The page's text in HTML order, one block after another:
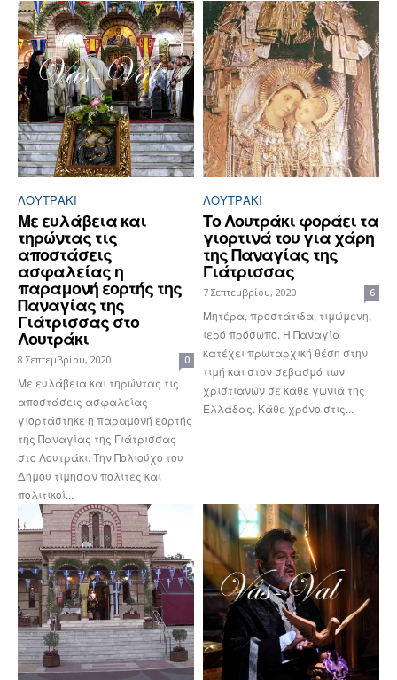
ΛΟΥΤΡΆΚΙ
Με ευλάβεια και
τηρώντας τις
αποστάσεις
ασφαλείας η
παραμονή εορτής της
Παναγίας της
Γιάτρισσας στο
Λουτράκι
8 Σεπτεμβρίου, 2020 0
Με ευλάβεια και τηρώντας τις
αποστάσεις ασφαλείας
γιορτάστηκε η παραμονή εορτής
της Παναγίας της Γιάτρισσας
στο Λουτράκι. Την Πολιούχο του
Δήμου τίμησαν πολίτες και
πολιτικοί...
ΛΟΥΤΡΆΚΙ
Το Λουτράκι φοράει τα
γιορτινά του για χάρη
της Παναγίας της
Γιάτρισσας
7 Σεπτεμβρίου, 2020 6
Μητέρα, προστάτιδα, τιμώμενη,
ιερό πρόσωπο. Η Παναγία
κατέχει πρωταρχική θέση στην
τιμή και στον σεβασμό των
χριστιανών σε κάθε γωνιά της
Ελλάδας. Κάθε χρόνο στις...